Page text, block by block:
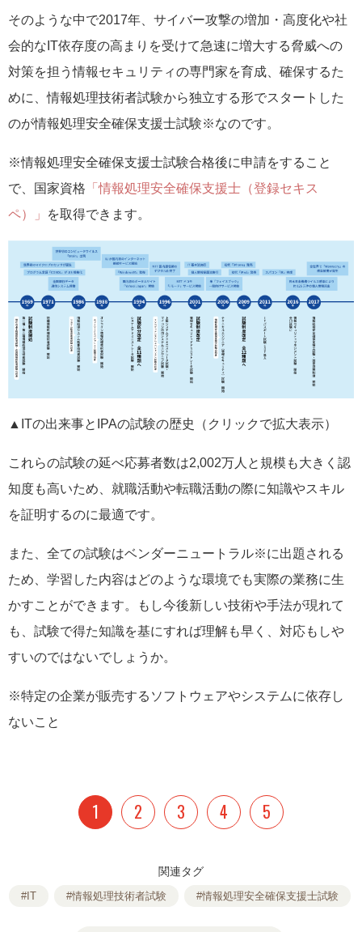
そのような中で2017年、サイバー攻撃の増加・高度化や社
会的なIT依存度の高まりを受けて急速に増大する脅威への
対策を担う情報セキュリティの専門家を育成、確保するた
めに、情報処理技術者試験から独立する形でスタートした
のが情報処理安全確保支援士試験※なのです。
※情報処理安全確保支援士試験合格後に申請をすること
で、国家資格 「情報処理安全確保支援士（登録セキス
ペ）」
を取得できます。
▲ITの出来事とIPAの試験の歴史（クリックで拡大表示）
これらの試験の延べ応募者数は2,002万人と規模も大きく認
知度も高いため、就職活動や転職活動の際に知識やスキル
を証明するのに最適です。
また、全ての試験はベンダーニュートラル※に出題される
ため、学習した内容はどのような環境でも実際の業務に生
かすことができます。もし今後新しい技術や手法が現れて
も、試験で得た知識を基にすれば理解も早く、対応もしや
すいのではないでしょうか。
※特定の企業が販売するソフトウェアやシステムに依存し
ないこと
1 2 3 4 5
関連タグ
#IT #情報処理技術者試験 #情報処理安全確保支援士試験